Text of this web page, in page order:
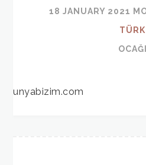
18 JANUARY 2021
TÜRK
OCAĞI
unyabizim.com